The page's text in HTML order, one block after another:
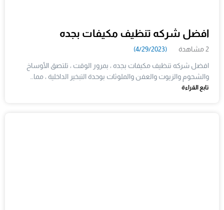
افضل شركه تنظيف مكيفات بجده
2 مشاهدة (4/29/2023)
افضل شركه تنظيف مكيفات بجده ، بمرور الوقت ، تلتصق الأوساخ
والشحوم والزيوت والعفن والملوثات بوحدة التبخير الداخلية ، مما…
تابع القراءة